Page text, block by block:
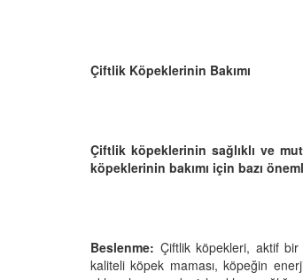
Çiftlik Köpeklerinin Bakımı
Çiftlik köpeklerinin sağlıklı ve
köpeklerinin bakımı için bazı
Beslenme: Çiftlik köpekleri, aktif
kaliteli köpek maması, köpeğin